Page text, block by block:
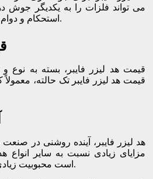
می تواند فلزات را به یکدیگر جوش
استحکام و دوام محصولات تولیدی می شود.
قیمت هد لیزر فایبر، بسته به نوع
قیمت هد لیزر فایبر تک حالته، معمولاً
هد لیزر فایبر، آینده روشنی در
مزایای زیادی نسبت به سایر انواع
است محبوبیت زیادی در بین صنعتگران پیدا کند.